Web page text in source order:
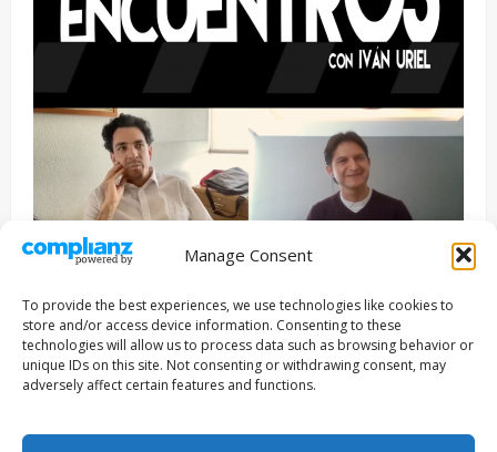
Manage Consent
To provide the best experiences, we use technologies like cookies to
store and/or access device information. Consenting to these
technologies will allow us to process data such as browsing behavior or
unique IDs on this site. Not consenting or withdrawing consent, may
adversely affect certain features and functions.
Entrevista Series
ENCUENTROS CON IVÁN URIEL T3E22: JUAN PATRICIO
RIVEROLL
Filmakersmovie 5 mayo, 2026